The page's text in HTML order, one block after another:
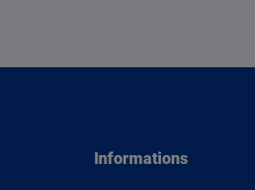
Informations